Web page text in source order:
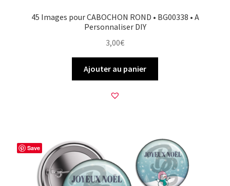
45 Images pour CABOCHON ROND • BG00338 • A
Personnaliser DIY
3,00€
Ajouter au panier
Save